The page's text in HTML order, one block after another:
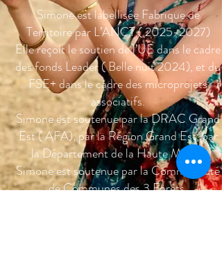
Simone est labellisée Fabrique de
Territoire par L’ANCT (2025-2027)
Elle reçoit le soutien de l’UE dans le cadre
des fonds Leader ( Belle nuit 2024), et du
FSE+ dans le cadre des microprojets
associatifs.
Simone est soutenue par la DRAC Grand
Est ( AFA), par la Région Grand Est, par
la Département de la Haute Marne.
Simone est soutenue par la Communauté
de Communes des 3 Forêts.